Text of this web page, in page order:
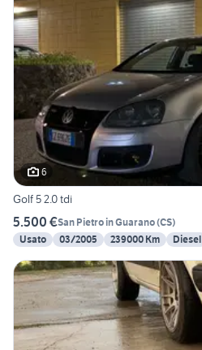
6
Golf 5 2.0 tdi
5.500 €San Pietro in Guarano(CS)
Usato
03/2005 239000 Km Diesel